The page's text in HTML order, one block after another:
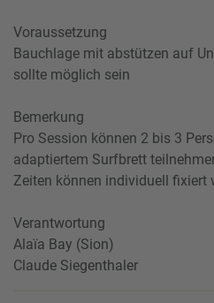
Voraussetzung
Bauchlage mit abstützen auf
sollte möglich sein
Bemerkung
Pro Session können 2 bis 3
adaptiertem Surfbrett
Zeiten können individuell fixiert
Verantwortung
Alaïa Bay (Sion)
Claude Siegenthaler